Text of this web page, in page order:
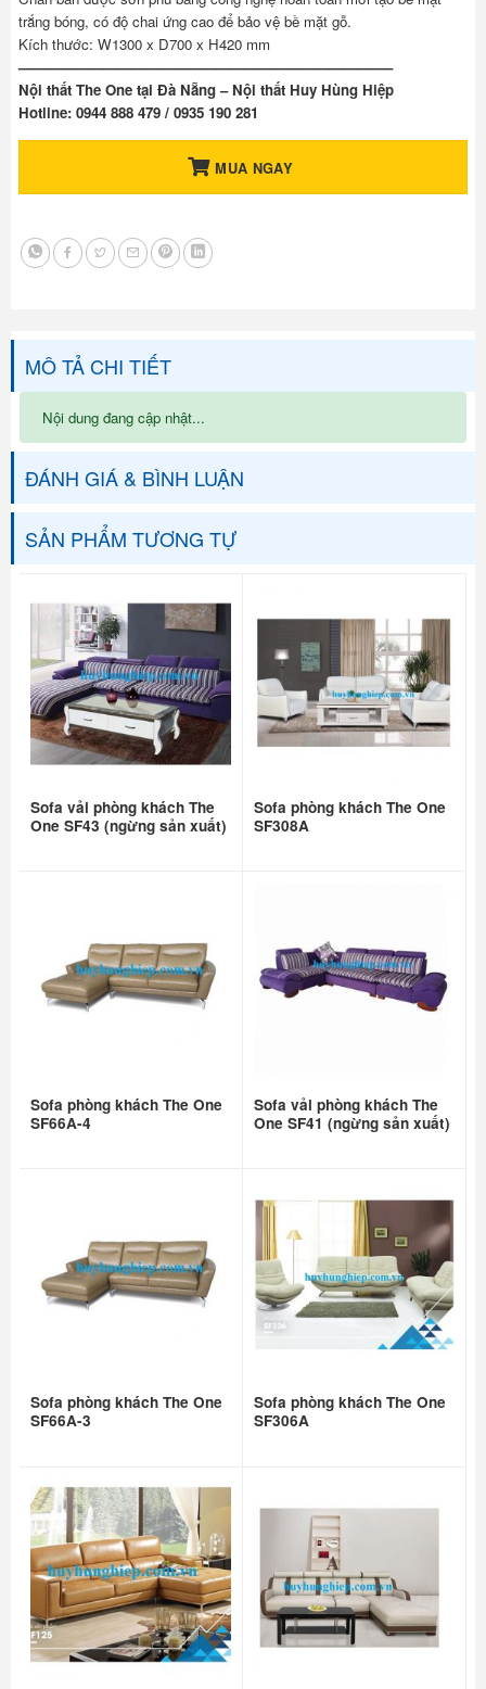
trắng bóng, có độ chai ứng cao để bảo vệ bề mặt gỗ.
Kích thước: W1300 x D700 x H420 mm
——————————————————————————–
Nội thất The One tại Đà Nẵng – Nội thất Huy Hùng Hiệp
Hotline: 0944 888 479 / 0935 190 281
MUA NGAY
MÔ TẢ CHI TIẾT
Nội dung đang cập nhật...
ĐÁNH GIÁ & BÌNH LUẬN
SẢN PHẨM TƯƠNG TỰ
Sofa vải phòng khách The
One SF43 (ngừng sản xuất)
Sofa phòng khách The One
SF308A
Sofa phòng khách The One
SF66A-4
Sofa vải phòng khách The
One SF41 (ngừng sản xuất)
Sofa phòng khách The One
SF66A-3
Sofa phòng khách The One
SF306A